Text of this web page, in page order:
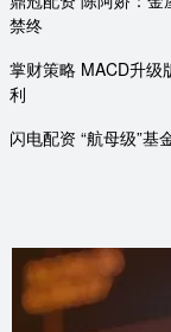
禁终
掌财策略 MACD升级
利
闪电配资 “航母级”基